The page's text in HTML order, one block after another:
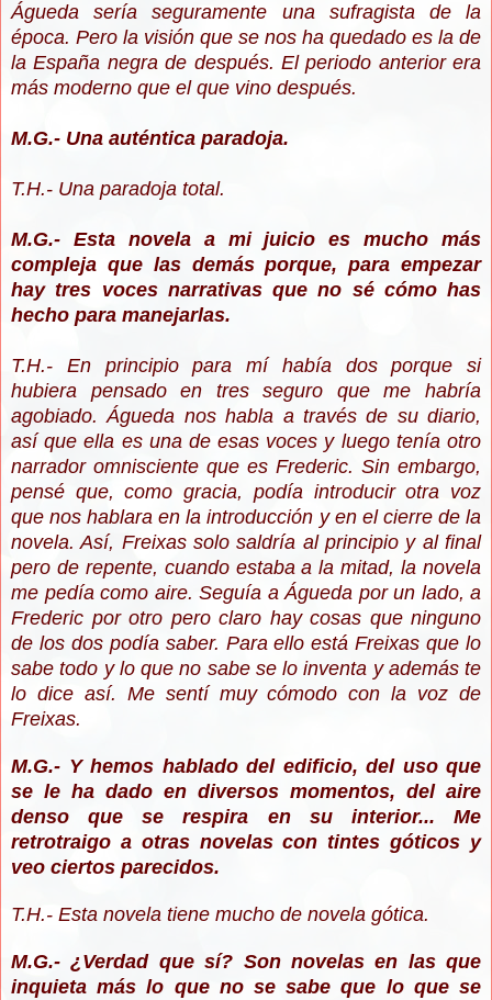
Águeda sería seguramente una sufragista de la
época. Pero la visión que se nos ha quedado es la de
la España negra de después. El periodo anterior era
más moderno que el que vino después.
M.G.- Una auténtica paradoja.
T.H.- Una paradoja total.
M.G.- Esta novela a mi juicio es mucho más
compleja que las demás porque, para empezar
hay tres voces narrativas que no sé cómo has
hecho para manejarlas.
T.H.- En principio para mí había dos porque si
hubiera pensado en tres seguro que me habría
agobiado. Águeda nos habla a través de su diario,
así que ella es una de esas voces y luego tenía otro
narrador omnisciente que es Frederic. Sin embargo,
pensé que, como gracia, podía introducir otra voz
que nos hablara en la introducción y en el cierre de la
novela. Así, Freixas solo saldría al principio y al final
pero de repente, cuando estaba a la mitad, la novela
me pedía como aire. Seguía a Águeda por un lado, a
Frederic por otro pero claro hay cosas que ninguno
de los dos podía saber. Para ello está Freixas que lo
sabe todo y lo que no sabe se lo inventa y además te
lo dice así. Me sentí muy cómodo con la voz de
Freixas.
M.G.- Y hemos hablado del edificio, del uso que
se le ha dado en diversos momentos, del aire
denso que se respira en su interior... Me
retrotraigo a otras novelas con tintes góticos y
veo ciertos parecidos.
T.H.- Esta novela tiene mucho de novela gótica.
M.G.- ¿Verdad que sí? Son novelas en las que
inquieta más lo que no se sabe que lo que se